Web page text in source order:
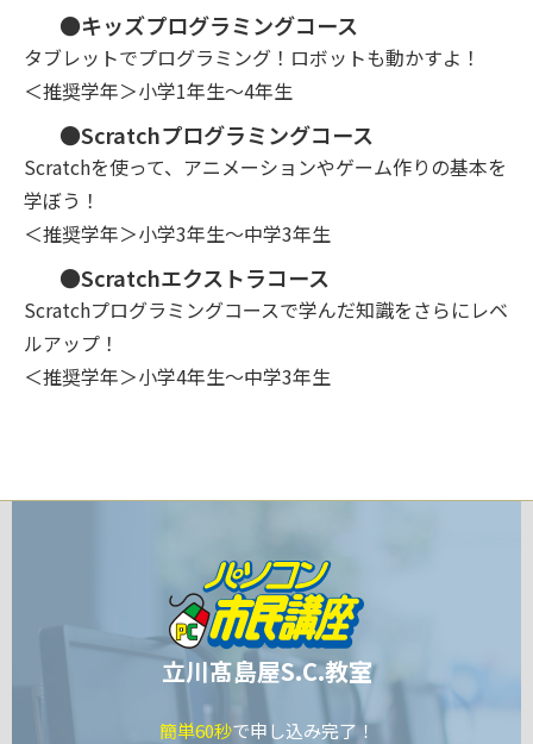
●キッズプログラミングコース
タブレットでプログラミング！ロボットも動かすよ！
＜推奨学年＞小学1年生～4年生
●Scratchプログラミングコース
Scratchを使って、アニメーションやゲーム作りの基本を
学ぼう！
＜推奨学年＞小学3年生～中学3年生
●Scratchエクストラコース
Scratchプログラミングコースで学んだ知識をさらにレベ
ルアップ！
＜推奨学年＞小学4年生～中学3年生
立川髙島屋S.C.教室
簡単60秒で申し込み完了！